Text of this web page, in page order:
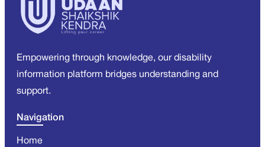
Empowering through knowledge, our disability
information platform bridges understanding and
support.
Navigation
Home